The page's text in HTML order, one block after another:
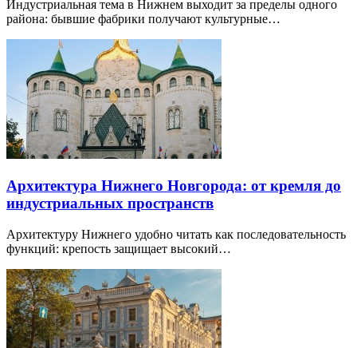
Индустриальная тема в Нижнем выходит за пределы одного
района: бывшие фабрики получают культурные…
Архитектура Нижнего Новгорода: от кремля до
индустриальных пространств
Архитектуру Нижнего удобно читать как последовательность
функций: крепость защищает высокий…